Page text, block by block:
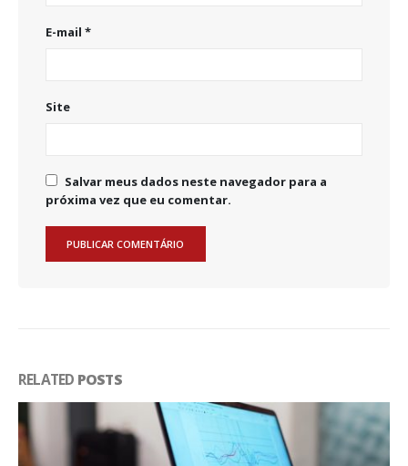
E-mail *
Site
Salvar meus dados neste navegador para a
próxima vez que eu comentar.
RELATED POSTS